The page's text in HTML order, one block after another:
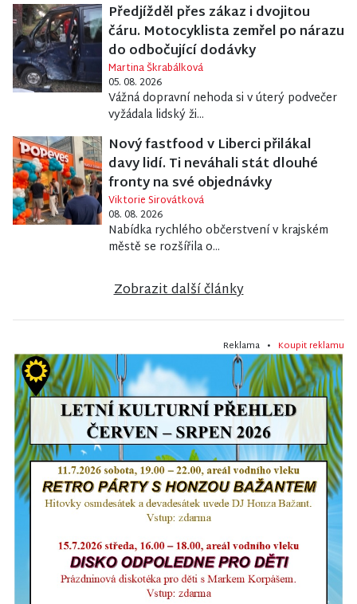
Předjížděl přes zákaz i dvojitou
čáru. Motocyklista zemřel po nárazu
do odbočující dodávky
Martina Škrabálková
05. 08. 2026
Vážná dopravní nehoda si v úterý podvečer
vyžádala lidský ži...
Nový fastfood v Liberci přilákal
davy lidí. Ti neváhali stát dlouhé
fronty na své objednávky
Viktorie Sirovátková
08. 08. 2026
Nabídka rychlého občerstvení v krajském
městě se rozšířila o...
Zobrazit další články
Reklama • Koupit reklamu